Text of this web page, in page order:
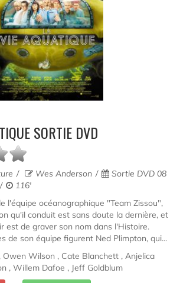
SORTIE DVD
Wes Anderson
Sortie DVD 08
116'
l'équipe océanographique "Team Zissou",
qu'il conduit est sans doute la dernière, et
est de graver son nom dans l'Histoire.
de son équipe figurent Ned Plimpton, qui...
Wilson , Cate Blanchett , Anjelica
, Willem Dafoe , Jeff Goldblum